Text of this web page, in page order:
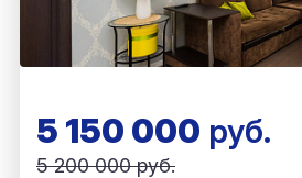
5 150 000 руб.
5 200 000 руб.